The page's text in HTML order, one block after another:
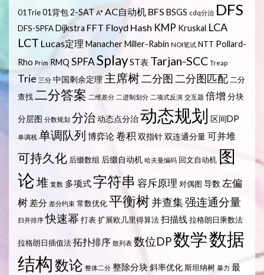
01Trie01背包2-SAT A* AC自动机 BFS BSGS cdq分治 DFS
DFS-SPFADijkstra FFT Floyd Hash KMP Kruskal LCA
LCT Lucas定理 ManacherMiller-Rabin NOI笔试 NTT Pollard-
Rho Prim RMQ SPFASplayST表 Tarjan-SCC Treap
Trie 三分 中国剩余定理 主席树二分图 二分图匹配二分
查找二分答案 二维差分 二进制划分 二项式反演 交互题 倍增 分块
分层图 分数规划 分治动态点分治动态规划 区间DP
单调栈 单调队列 博弈论卷积 双指针双连通分量可并堆
可持久化 后缀数组 后缀自动机 哈夫曼编码 回文自动机 图
论堆 复数 多项式字符串 容斥原理 对偶图 导数 左偏
树 差分 差分约束 常数优化平衡树并查集强连通分量
归并排序 快速幂 打表扩展欧几里得算法扫描线拉格朗日乘数法
拉格朗日插值法拓扑排序 散列表 数位DP数学数据
结构数论 整体二分 整除分块斜率优化斯坦纳树 暴力 最